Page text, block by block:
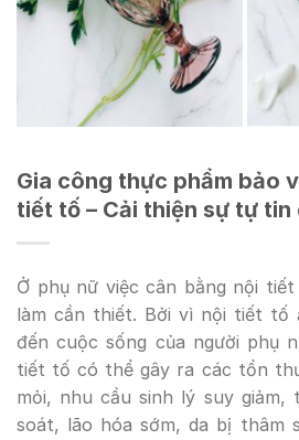
Gia công thực phẩm bảo
tiết tố – Cải thiện sự tự tin
Ở phụ nữ việc cân bằng nội
làm cần thiết. Bởi vì nội tiết tố
đến cuộc sống của người phụ
tiết tố có thể gây ra các tổn
mỏi, nhu cầu sinh lý suy giảm,
soát, lão hóa sớm, da bị thâm